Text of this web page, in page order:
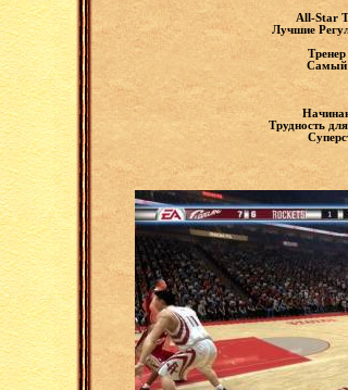
All-Star
Лучшие
Самый
Трудность